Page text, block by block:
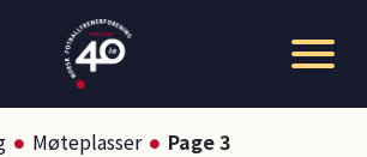
Møteplasser Page 3